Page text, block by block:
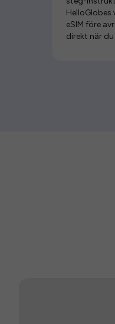
eSIM före
direkt när